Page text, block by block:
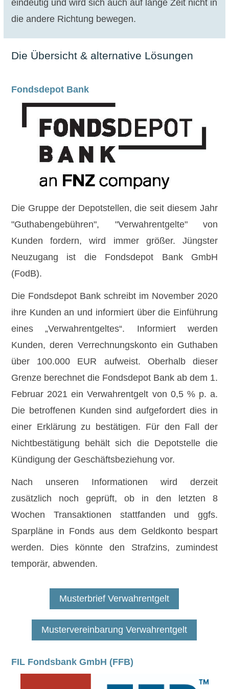
eindeutig und wird sich auch auf lange Zeit nicht in
die andere Richtung bewegen.
Die Übersicht & alternative Lösungen
Fondsdepot Bank
Die Gruppe der Depotstellen, die seit diesem Jahr
"Guthabengebühren", "Verwahrentgelte" von
Kunden fordern, wird immer größer. Jüngster
Neuzugang ist die Fondsdepot Bank GmbH
(FodB).
Die Fondsdepot Bank schreibt im November 2020
ihre Kunden an und informiert über die Einführung
eines „Verwahrentgeltes“. Informiert werden
Kunden, deren Verrechnungskonto ein Guthaben
über 100.000 EUR aufweist. Oberhalb dieser
Grenze berechnet die Fondsdepot Bank ab dem 1.
Februar 2021 ein Verwahrentgelt von 0,5 % p. a.
Die betroffenen Kunden sind aufgefordert dies in
einer Erklärung zu bestätigen. Für den Fall der
Nichtbestätigung behält sich die Depotstelle die
Kündigung der Geschäftsbeziehung vor.
Nach unseren Informationen wird derzeit
zusätzlich noch geprüft, ob in den letzten 8
Wochen Transaktionen stattfanden und ggfs.
Sparpläne in Fonds aus dem Geldkonto bespart
werden. Dies könnte den Strafzins, zumindest
temporär, abwenden.
Musterbrief Verwahrentgelt
Mustervereinbarung Verwahrentgelt
FIL Fondsbank GmbH (FFB)